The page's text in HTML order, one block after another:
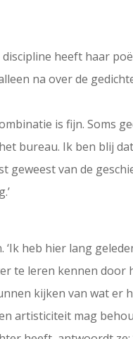
heeft haar
na over de
is fijn. Soms
bureau. Ik ben blij
van de
heb hier lang
te leren kennen door
kijken van wat er
artisticiteit mag